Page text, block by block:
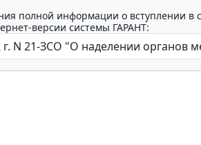
полной информации о вступлении в
версии системы ГАРАНТ: